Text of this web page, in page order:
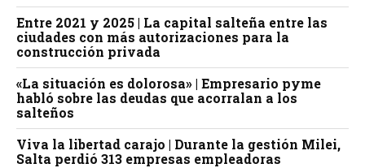
Entre 2021 y 2025 | La capital salteña entre las
ciudades con más autorizaciones para la
construcción privada
«La situación es dolorosa» | Empresario pyme
habló sobre las deudas que acorralan a los
salteños
Viva la libertad carajo | Durante la gestión Milei,
Salta perdió 313 empresas empleadoras